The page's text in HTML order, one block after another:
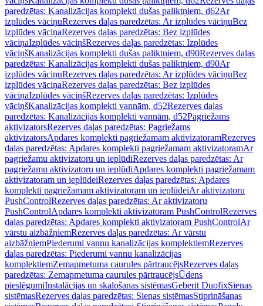
paredzētas: Kanalizācijas komplekti dušas paliktņiem, d62Ar
izplūdes vāciņuRezerves daļas paredzētas: Ar izplūdes vāciņuBez
izplūdes vāciņaRezerves daļas paredzētas: Bez izplūdes
vāciņaIzplūdes vāciņšRezerves daļas paredzētas: Izplūdes
vāciņšKanalizācijas komplekti dušas paliktņiem, d90Rezerves daļas
paredzētas: Kanalizācijas komplekti dušas paliktņiem, d90Ar
izplūdes vāciņuRezerves daļas paredzētas: Ar izplūdes vāciņuBez
izplūdes vāciņaRezerves daļas paredzētas: Bez izplūdes
vāciņaIzplūdes vāciņšRezerves daļas paredzētas: Izplūdes
vāciņšKanalizācijas komplekti vannām, d52Rezerves daļas
paredzētas: Kanalizācijas komplekti vannām, d52Pagriežams
aktivizatorsRezerves daļas paredzētas: Pagriežams
aktivizatorsApdares komplekti pagriežamam aktivizatoramRezerves
daļas paredzētas: Apdares komplekti pagriežamam aktivizatoramAr
pagriežamu aktivizatoru un ieplūdiRezerves daļas paredzētas: Ar
pagriežamu aktivizatoru un ieplūdiApdares komplekti pagriežamam
aktivizatoram un ieplūdeiRezerves daļas paredzētas: Apdares
komplekti pagriežamam aktivizatoram un ieplūdeiAr aktivizatoru
PushControlRezerves daļas paredzētas: Ar aktivizatoru
PushControlApdares komplekti aktivizatoram PushControlRezerves
daļas paredzētas: Apdares komplekti aktivizatoram PushControlAr
vārstu aizbāžņiemRezerves daļas paredzētas: Ar vārstu
aizbāžņiemPiederumi vannu kanalizācijas komplektiemRezerves
daļas paredzētas: Piederumi vannu kanalizācijas
komplektiemZemapmetuma caurules pārtraucējsRezerves daļas
paredzētas: Zemapmetuma caurules pārtraucējsŪdens
pieslēgumiInstalācijas un skalošanas sistēmasGeberit DuofixSienas
sistēmasRezerves daļas paredzētas: Sienas sistēmasStiprināšanas